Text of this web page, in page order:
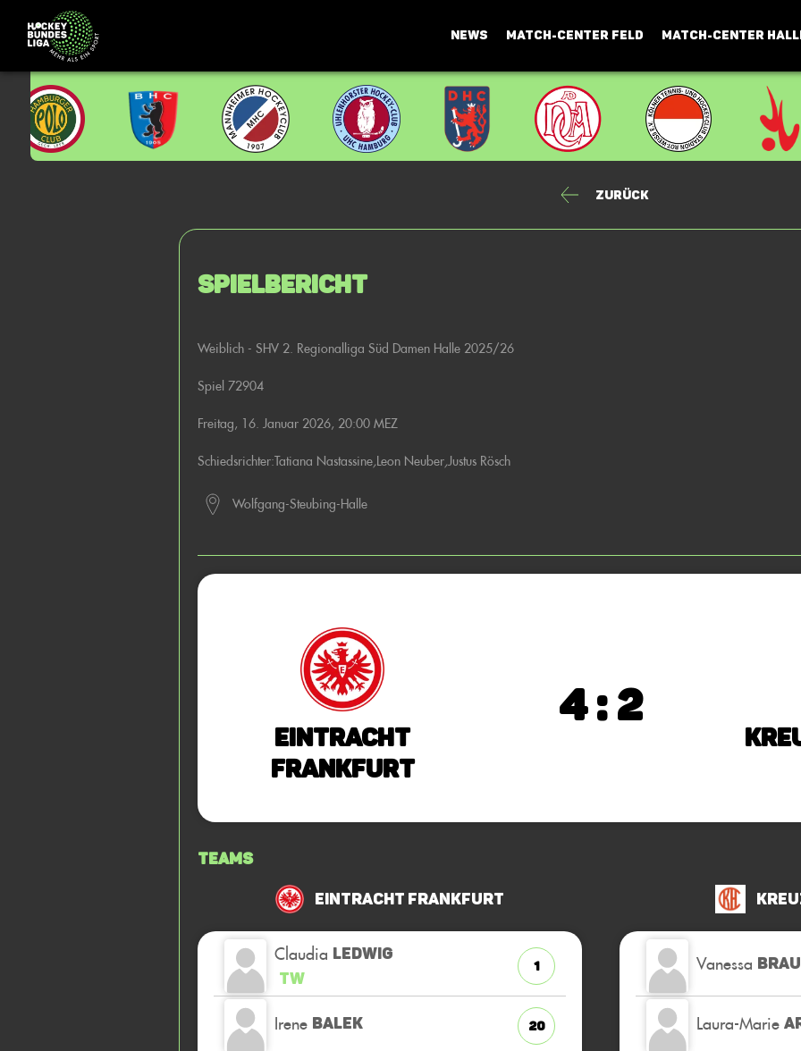
NEWS MATCH-CENTER FELD MATCH-CENTER
Zurück
Spielbericht
Weiblich - SHV 2. Regionalliga Süd Damen Halle 2025/26
Spiel 72904
Freitag, 16. Januar 2026, 20:00 MEZ
Schiedsrichter:Tatiana Nastassine,Leon Neuber,Justus Rösch
Wolfgang-Steubing-Halle
Eintracht
Frankfurt
4 : 2
Teams
Eintracht Frankfurt
Claudia LEDWIG
TW
1
Irene BALEK 20
Vanessa
Laura-Marie